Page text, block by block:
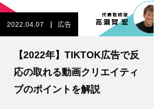
2022.04.07 広告
【2022年】TIKTOK広告で反
応の取れる動画クリエイティ
ブのポイントを解説